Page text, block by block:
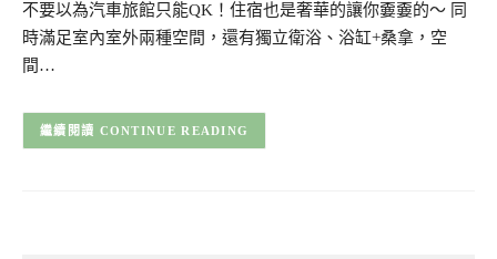
不要以為汽車旅館只能QK！住宿也是奢華的讓你嫑嫑的～ 同
時滿足室內室外兩種空間，還有獨立衛浴、浴缸+桑拿，空
間…
CONTINUE READING